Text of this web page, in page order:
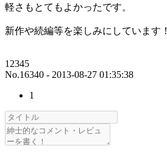
軽さもとてもよかったです。
新作や続編等を楽しみにしています！
12345
No.16340 - 2013-08-27 01:35:38
1